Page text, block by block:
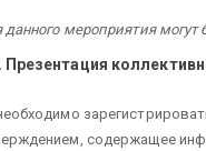
мероприятия
Презентация
содержащее